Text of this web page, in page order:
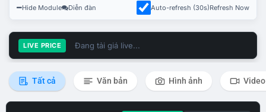
Hide Module Diễn đàn Auto-refresh (30s)Refresh Now
LIVE PRICE Đang tải giá live...
Tất cả Văn bản Hình ảnh Video